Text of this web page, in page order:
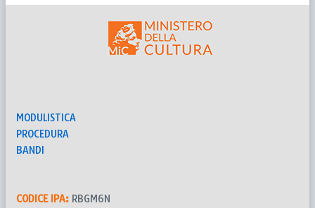
MODULISTICA
PROCEDURA
BANDI
CODICE IPA: RBGM6N